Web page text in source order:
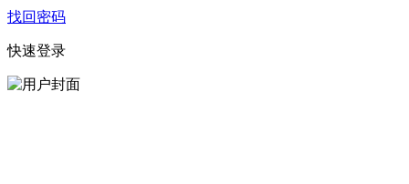
找回密码
快速登录